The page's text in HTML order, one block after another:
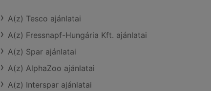
A(z) Tesco ajánlatai
A(z) Fressnapf-Hungária Kft. ajánlatai
A(z) Spar ajánlatai
A(z) AlphaZoo ajánlatai
A(z) Interspar ajánlatai